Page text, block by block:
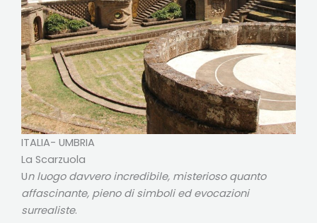
ITALIA- UMBRIA
La Scarzuola
Un luogo davvero incredibile, misterioso quanto
affascinante, pieno di simboli ed evocazioni
surrealiste.